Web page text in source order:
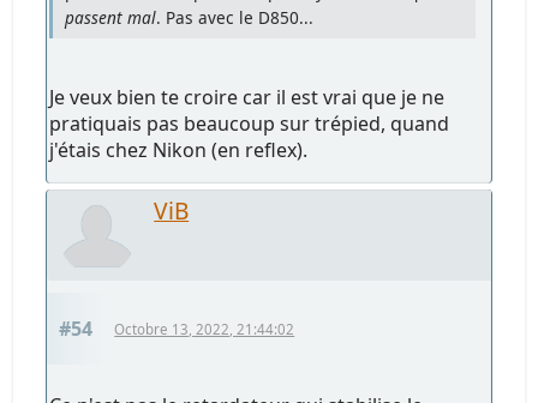
passent mal. Pas avec le D850...
Je veux bien te croire car il est vrai que je ne
pratiquais pas beaucoup sur trépied, quand
j'étais chez Nikon (en reflex).
ViB
#54 Octobre 13, 2022, 21:44:02